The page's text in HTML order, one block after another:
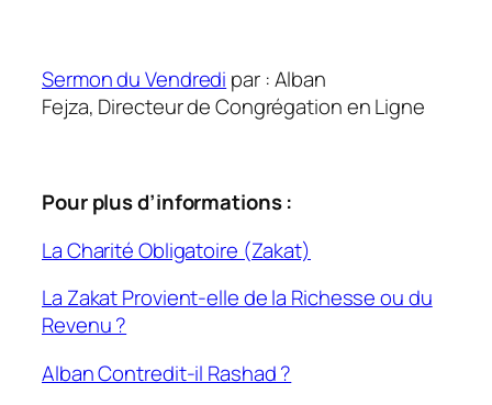
Sermon du Vendredi par : Alban
Fejza, Directeur de Congrégation en Ligne
Pour plus d’informations :
La Charité Obligatoire (Zakat)
La Zakat Provient-elle de la Richesse ou du
Revenu ?
Alban Contredit-il Rashad ?